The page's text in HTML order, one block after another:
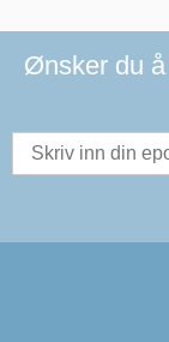
Ønsker du